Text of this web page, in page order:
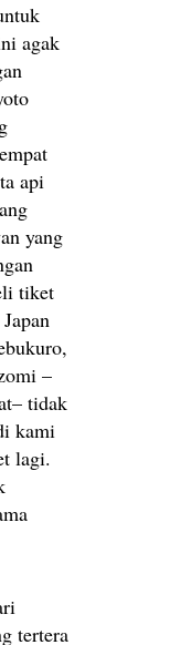
agak
api
yang
tiket
–
tidak
kami
lagi.
tertera